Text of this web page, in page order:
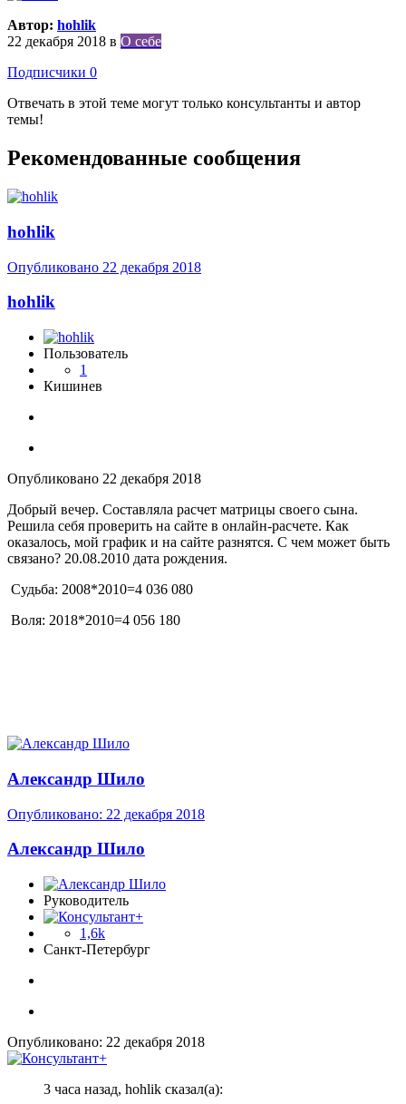
Автор: hohlik
22 декабря 2018 в О себе
Подписчики 0
Отвечать в этой теме могут только консультанты и автор
темы!
Рекомендованные сообщения
hohlik
Опубликовано 22 декабря 2018
hohlik
Пользователь
1
Кишинев
Опубликовано 22 декабря 2018
Добрый вечер. Составляла расчет матрицы своего сына.
Решила себя проверить на сайте в онлайн-расчете. Как
оказалось, мой график и на сайте разнятся. С чем может быть
связано? 20.08.2010 дата рождения.
Судьба: 2008*2010=4 036 080
Воля: 2018*2010=4 056 180
Александр Шило
Опубликовано: 22 декабря 2018
Александр Шило
Руководитель
1,6k
Санкт-Петербург
Опубликовано: 22 декабря 2018
3 часа назад, hohlik сказал(а):